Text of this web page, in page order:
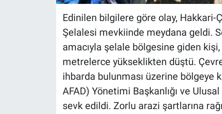
Edinilen bilgilere göre olay,
Şelalesi mevkiinde meydana geldi.
amacıyla şelale bölgesine giden
metrelerce yükseklikten düştü.
ihbarda bulunması üzerine bölgeye
AFAD) Yönetimi Başkanlığı ve
sevk edildi. Zorlu arazi şartlarına